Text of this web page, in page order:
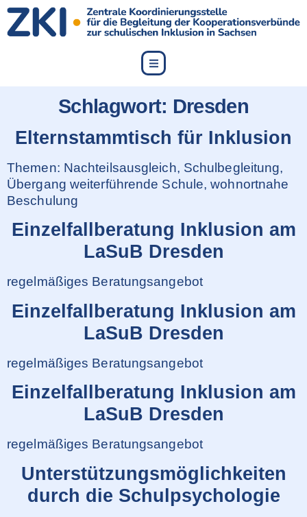
content
Schlagwort: Dresden
Elternstammtisch für Inklusion
Themen: Nachteilsausgleich, Schulbegleitung,
Übergang weiterführende Schule, wohnortnahe
Beschulung
Einzelfallberatung Inklusion am
LaSuB Dresden
regelmäßiges Beratungsangebot
Einzelfallberatung Inklusion am
LaSuB Dresden
regelmäßiges Beratungsangebot
Einzelfallberatung Inklusion am
LaSuB Dresden
regelmäßiges Beratungsangebot
Unterstützungsmöglichkeiten
durch die Schulpsychologie